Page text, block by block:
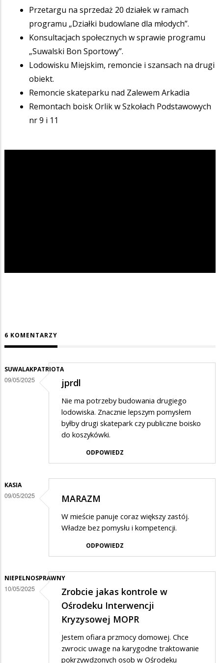
Przetargu na sprzedaż 20 działek w ramach
programu „Działki budowlane dla młodych”.
Konsultacjach społecznych w sprawie programu
„Suwalski Bon Sportowy”.
Lodowisku Miejskim, remoncie i szansach na drugi
obiekt.
Remoncie skateparku nad Zalewem Arkadia
Remontach boisk Orlik w Szkołach Podstawowych
nr 9 i 11
6 KOMENTARZY
SUWALAKPATRIOTA
09/05/2025 jprdl
Nie ma potrzeby budowania drugiego
lodowiska. Znacznie lepszym pomysłem
byłby drugi skatepark czy publiczne boisko
do koszykówki.
ODPOWIEDZ
KASIA
09/05/2025 MARAZM
W mieście panuje coraz większy zastój.
Władze bez pomysłu i kompetencji.
ODPOWIEDZ
NIEPELNOSPRAWNY
10/05/2025
Zrobcie jakas kontrole w
Ośrodeku Interwencji
Kryzysowej MOPR
Jestem ofiara przmocy domowej. Chce
zwrocic uwage na karygodne traktowanie
pokrzywdzonych osob w Ośrodeku